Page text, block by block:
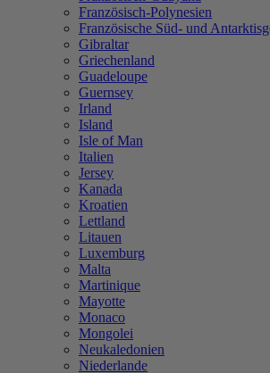
Französisch-Polynesien
Französische Süd- und
Gibraltar
Griechenland
Guadeloupe
Guernsey
Irland
Island
Isle of Man
Italien
Jersey
Kanada
Kroatien
Lettland
Litauen
Luxemburg
Malta
Martinique
Mayotte
Monaco
Mongolei
Neukaledonien
Niederlande